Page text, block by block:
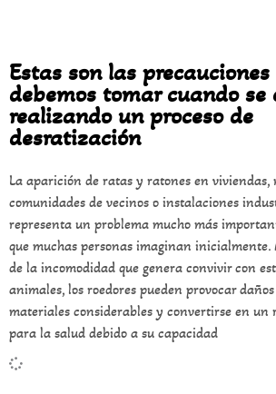
Estas son las precauciones
debemos tomar cuando se
realizando un proceso de
desratización
La aparición de ratas y ratones en viviendas,
comunidades de vecinos o instalaciones
representa un problema mucho más
que muchas personas imaginan
de la incomodidad que genera convivir con
animales, los roedores pueden provocar daños
materiales considerables y convertirse en un
para la salud debido a su capacidad